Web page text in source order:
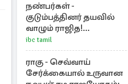
நண்பர்கள் -
குடும்பத்தினர் தயவில்
வாழும் ராஜித!
தொலைக்காட்சியில்
குமுறல்
ibc tamil
ராகு - செவ்வாய்
சேர்க்கையால் உருவான